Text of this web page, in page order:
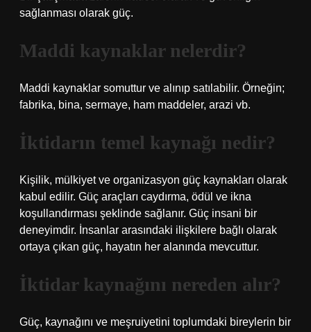
sağlanması olarak güç.
Maddi kaynaklar nelerdir?
Maddi kaynaklar somuttur ve alınıp satılabilir. Örneğin;
fabrika, bina, sermaye, ham maddeler, arazi vb.
İktidarın temel kaynağı nedir?
Kişilik, mülkiyet ve organizasyon güç kaynakları olarak
kabul edilir. Güç araçları caydırma, ödül ve ikna
koşullandırması şeklinde sağlanır. Güç insani bir
deneyimdir. İnsanlar arasındaki ilişkilere bağlı olarak
ortaya çıkan güç, hayatın her alanında mevcuttur.
İktidar kaynağını nereden alır?
Güç, kaynağını ve meşruiyetini toplumdaki bireylerin bir